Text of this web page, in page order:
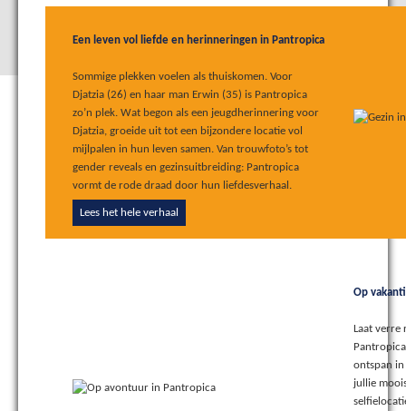
Een leven vol liefde en herinneringen in Pantropica
Sommige plekken voelen als thuiskomen. Voor
Djatzia (26) en haar man Erwin (35) is Pantropica
zo’n plek. Wat begon als een jeugdherinnering voor
Djatzia, groeide uit tot een bijzondere locatie vol
mijlpalen in hun leven samen. Van trouwfoto’s tot
gender reveals en gezinsuitbreiding: Pantropica
vormt de rode draad door hun liefdesverhaal.
Lees het hele verhaal
Op
Laat verre
ontspan
jullie